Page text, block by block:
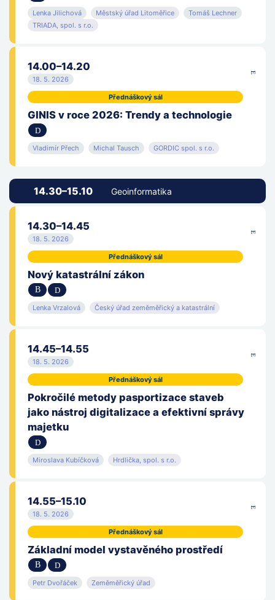
Lenka Jilichová Městský úřad Litoměřice
Tomáš Lechner
TRIADA, spol. s r.o.
14.00–14.20
18. 5. 2026
Přednáškový sál
GINIS v roce 2026: Trendy a technologie
Vladimír Přech Michal Tausch GORDIC spol. s r.o.
14.30–15.10 Geoinformatika
14.30–14.45
18. 5. 2026
Přednáškový sál
Nový katastrální zákon
Lenka Vrzalová Český úřad zeměměřický a katastrální
14.45–14.55
18. 5. 2026
Přednáškový sál
Pokročilé metody pasportizace staveb
jako nástroj digitalizace a efektivní správy
majetku
Miroslava Kubíčková Hrdlička, spol. s r.o.
14.55–15.10
18. 5. 2026
Přednáškový sál
Základní model vystavěného prostředí
Petr Dvořáček Zeměměřický úřad